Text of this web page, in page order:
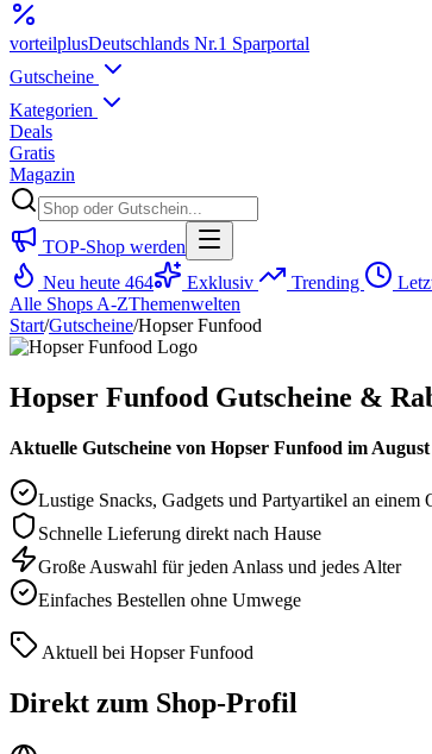
vorteilplusDeutschlands Nr.1 Sparportal
Gutscheine
Kategorien
Deals
Gratis
Magazin
TOP-Shop werden
Neu heute 464 Exklusiv Trending
Alle Shops A-ZThemenwelten
Start/Gutscheine/Hopser Funfood
Hopser Funfood Gutscheine &
Aktuelle Gutscheine von Hopser Funfood im
Lustige Snacks, Gadgets und Partyartikel an einem
Schnelle Lieferung direkt nach Hause
Große Auswahl für jeden Anlass und jedes Alter
Einfaches Bestellen ohne Umwege
Aktuell bei Hopser Funfood
Direkt zum Shop-Profil